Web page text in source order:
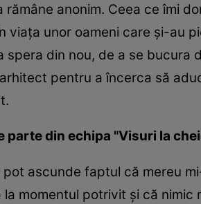
anonim. Ceea ce îmi
viața unor oameni care și-au
din nou, de a se bucura
pentru a încerca să
parte din echipa "Visuri la
pot ascunde faptul că mereu
momentul potrivit și că nimic